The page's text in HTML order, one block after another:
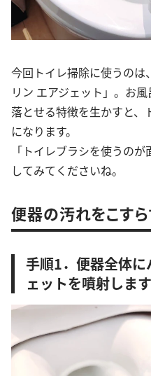
今回トイレ掃除に使うのは
リン エアジェット」。お
落とせる特徴を生かすと、
になります。
「トイレブラシを使うの
してみてくださいね。
便器の汚れをこす
手順1．便器全体
ェットを噴射します